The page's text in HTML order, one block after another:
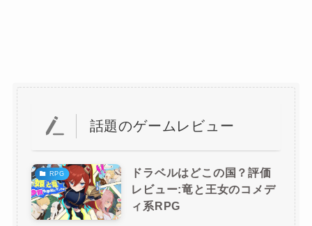
話題のゲームレビュー
RPG
ドラベルはどこの国？評価
レビュー:竜と王女のコメデ
ィ系RPG